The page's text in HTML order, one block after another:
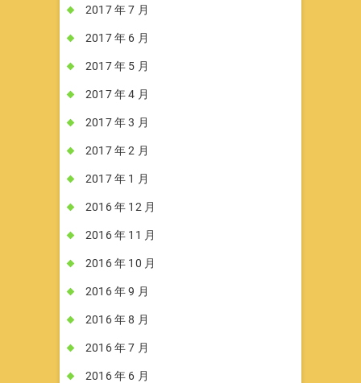
2017 年 7 月
2017 年 6 月
2017 年 5 月
2017 年 4 月
2017 年 3 月
2017 年 2 月
2017 年 1 月
2016 年 12 月
2016 年 11 月
2016 年 10 月
2016 年 9 月
2016 年 8 月
2016 年 7 月
2016 年 6 月